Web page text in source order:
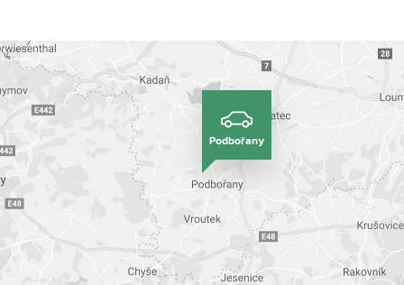
Podbořany